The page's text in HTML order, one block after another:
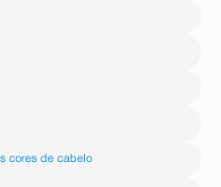
cores de cabelo